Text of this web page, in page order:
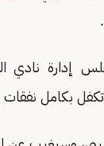
نادي
بكامل